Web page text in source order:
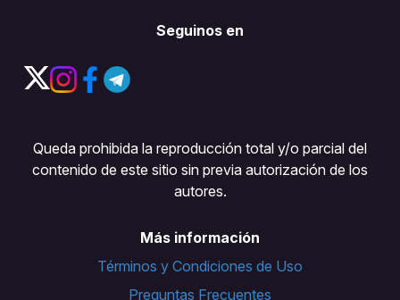
Seguinos en
Queda prohibida la reproducción total y/o parcial del
contenido de este sitio sin previa autorización de los
autores.
Más información
Términos y Condiciones de Uso
Preguntas Frecuentes